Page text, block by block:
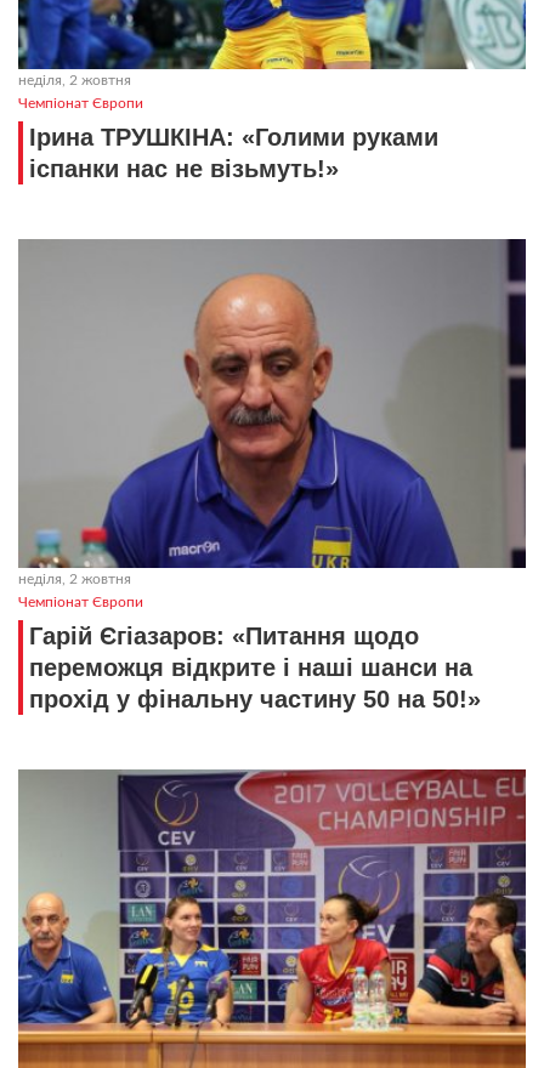
неділя, 2 жовтня
Чемпіонат Європи
Ірина ТРУШКІНА: «Голими руками
іспанки нас не візьмуть!»
неділя, 2 жовтня
Чемпіонат Європи
Гарій Єгіазаров: «Питання щодо
переможця відкрите і наші шанси на
прохід у фінальну частину 50 на 50!»